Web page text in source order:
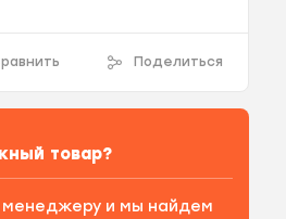
Поделиться
товар?
менеджеру и мы найдем